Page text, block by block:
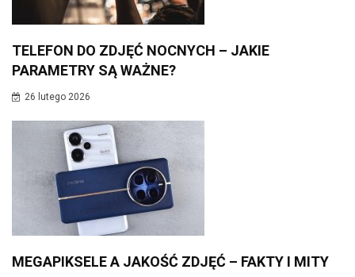
TELEFON DO ZDJĘĆ NOCNYCH – JAKIE
PARAMETRY SĄ WAŻNE?
26 lutego 2026
MEGAPIKSELE A JAKOŚĆ ZDJĘĆ – FAKTY I MITY